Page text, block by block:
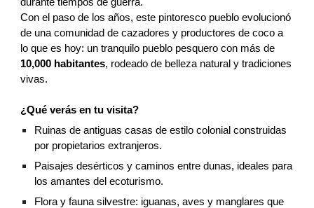
Con el paso de los años, este pintoresco pueblo evolucionó
de una comunidad de cazadores y productores de coco a
lo que es hoy: un tranquilo pueblo pesquero con más de
10,000 habitantes, rodeado de belleza natural y tradiciones
vivas.
¿Qué verás en tu visita?
Ruinas de antiguas casas de estilo colonial construidas
por propietarios extranjeros.
Paisajes desérticos y caminos entre dunas, ideales para
los amantes del ecoturismo.
Flora y fauna silvestre: iguanas, aves y manglares que